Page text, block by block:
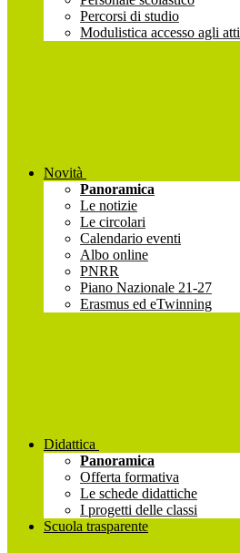
Percorsi di studio
Modulistica accesso agli atti
Novità
Panoramica
Le notizie
Le circolari
Calendario eventi
Albo online
PNRR
Piano Nazionale 21-27
Erasmus ed eTwinning
Didattica
Panoramica
Offerta formativa
Le schede didattiche
I progetti delle classi
Scuola trasparente